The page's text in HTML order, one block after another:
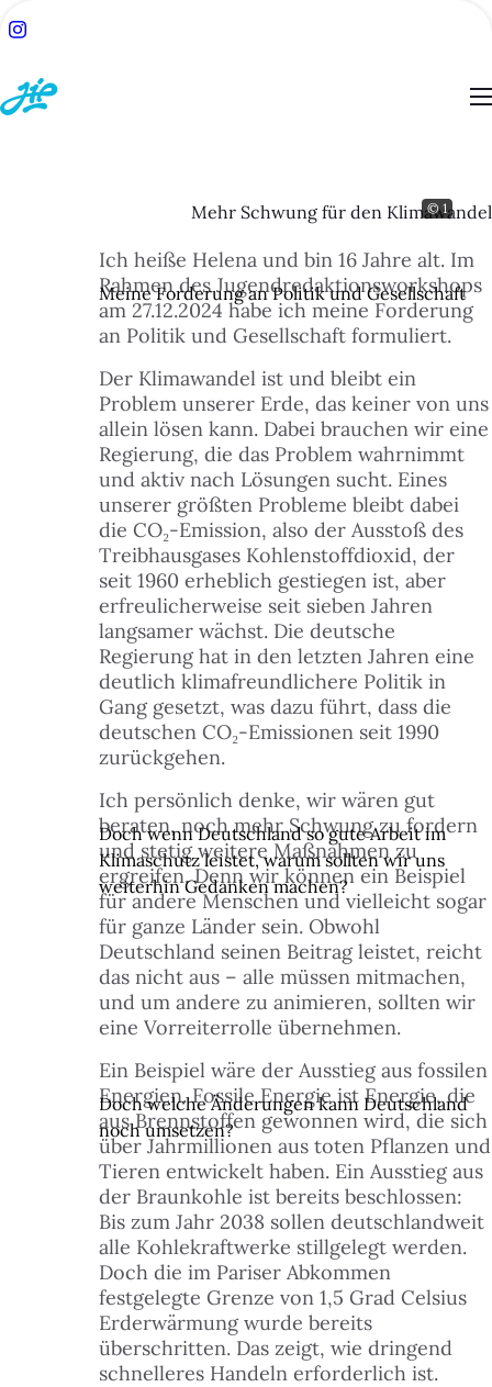
SUCHE
DU HILFE
& MITMACHEN
& DANACH
& BUDGET
& KULTUR
Mehr Schwung für den Klimawandel
© 1
Meine Forderung an Politik und Gesellschaft
Ich heiße Helena und bin 16 Jahre alt. Im
Rahmen des Jugendredaktionsworkshops
am 27.12.2024 habe ich meine Forderung
an Politik und Gesellschaft formuliert.
Der Klimawandel ist und bleibt ein
Problem unserer Erde, das keiner von uns
allein lösen kann. Dabei brauchen wir eine
Regierung, die das Problem wahrnimmt
und aktiv nach Lösungen sucht. Eines
unserer größten Probleme bleibt dabei
die CO₂-Emission, also der Ausstoß des
Treibhausgases Kohlenstoffdioxid, der
seit 1960 erheblich gestiegen ist, aber
erfreulicherweise seit sieben Jahren
langsamer wächst. Die deutsche
Regierung hat in den letzten Jahren eine
deutlich klimafreundlichere Politik in
Gang gesetzt, was dazu führt, dass die
deutschen CO₂-Emissionen seit 1990
zurückgehen.
Doch wenn Deutschland so gute Arbeit im
Klimaschutz leistet, warum sollten wir uns
weiterhin Gedanken machen?
Ich persönlich denke, wir wären gut
beraten, noch mehr Schwung zu fordern
und stetig weitere Maßnahmen zu
ergreifen. Denn wir können ein Beispiel
für andere Menschen und vielleicht sogar
für ganze Länder sein. Obwohl
Deutschland seinen Beitrag leistet, reicht
das nicht aus – alle müssen mitmachen,
und um andere zu animieren, sollten wir
eine Vorreiterrolle übernehmen.
Doch welche Änderungen kann Deutschland
noch umsetzen?
Ein Beispiel wäre der Ausstieg aus fossilen
Energien. Fossile Energie ist Energie, die
aus Brennstoffen gewonnen wird, die sich
über Jahrmillionen aus toten Pflanzen und
Tieren entwickelt haben. Ein Ausstieg aus
der Braunkohle ist bereits beschlossen:
Bis zum Jahr 2038 sollen deutschlandweit
alle Kohlekraftwerke stillgelegt werden.
Doch die im Pariser Abkommen
festgelegte Grenze von 1,5 Grad Celsius
Erderwärmung wurde bereits
überschritten. Das zeigt, wie dringend
schnelleres Handeln erforderlich ist.